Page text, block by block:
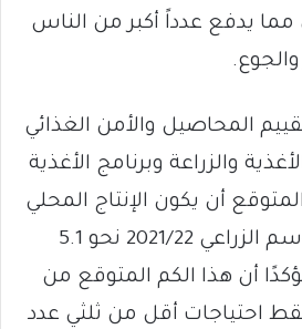
يدفع عدداً أكبر من الناس
المحاصيل والأمن الغذائي
والزراعة وبرنامج الأغذية
أن يكون الإنتاج المحلي
من الحبوب في الموسم الزراعي 2021/22 نحو 5.1
أن هذا الكم المتوقع من
احتياجات أقل من ثلثي عدد